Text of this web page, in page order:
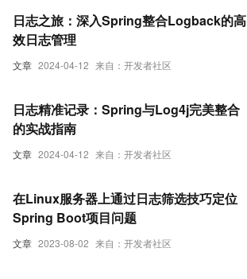
文章 2024-04-12 来自：开发者社区
日志之旅：深入Spring整合Logback的高
效日志管理
文章 2024-04-12 来自：开发者社区
日志精准记录：Spring与Log4j完美整合
的实战指南
文章 2023-08-02 来自：开发者社区
在Linux服务器上通过日志筛选技巧定位
Spring Boot项目问题